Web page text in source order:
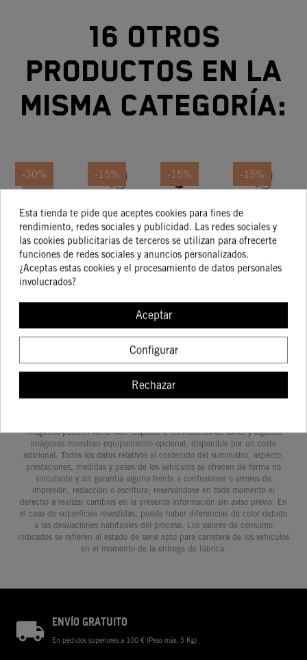
16 otros
productos en la
misma categoría:
-30%
JUNTA
BASE
CILINDRO
0,5MM
03
9,44 €
6,61 €
-15%
JUEGO
DE
JUNTAS
DE
CILINDRO
33,70 €
28,64 €
COMPRAR
-15%
JUEGO
DE
PUÑOS
KTM
DUKE
200 11-
20,69 €
17,59 €
-15%
JUEGO
DE
JUNTAS
DE
CILINDRO
65,58 €
55,74 €
imágenes pueden variar con respecto a los modelos de serie, y algunas
imágenes muestran equipamiento opcional, disponible por un coste
adicional. Todos los datos relativos al contenido del suministro, aspecto,
prestaciones, medidas y pesos de los vehículos se ofrecen de forma no
vinculante y sin garantía alguna frente a confusiones o errores de
impresión, redacción o escritura; reservándose en todo momento el
derecho a realizar cambios en la presente información sin aviso previo. En
el caso de superficies revestidas, puede haber diferencias de color debido
a las desviaciones habituales del proceso. Los valores de consumo
indicados se refieren al estado de serie apto para carretera de los vehículos
en el momento de la entrega de fábrica.
ENVÍO GRATUITO
En pedidos superiores a 100 € (Peso máx. 5 Kg)
Esta tienda te pide que aceptes cookies para fines de
rendimiento, redes sociales y publicidad. Las redes sociales y
las cookies publicitarias de terceros se utilizan para ofrecerte
funciones de redes sociales y anuncios personalizados.
¿Aceptas estas cookies y el procesamiento de datos personales
involucrados?
Aceptar
Configurar
Rechazar